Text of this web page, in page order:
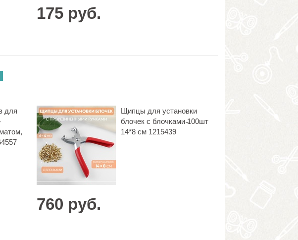
175 руб.
для
Щипцы для установки
блочек с блочками ̴100шт
14*8 см 1215439
760 руб.